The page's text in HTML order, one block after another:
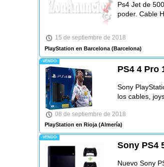
Ps4 Jet de
poder. Cable
15 de septiembre de 2018
PlayStation en Barcelona(Barcelona)
-VENDO-
PS4 4 Pro
Sony
los cables,
08 de septiembre de 2018
PlayStation en Rioja(Almería)
-VENDO-
Sony PS4
Nuevo Sony